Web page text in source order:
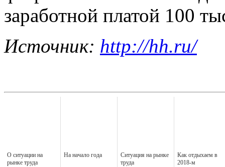
заработной платой 100
Источник: http://hh.ru/
О ситуации на
рынке труда
На начало года
Ситуация на рынке
труда
Как отдыхаем в
2018-м